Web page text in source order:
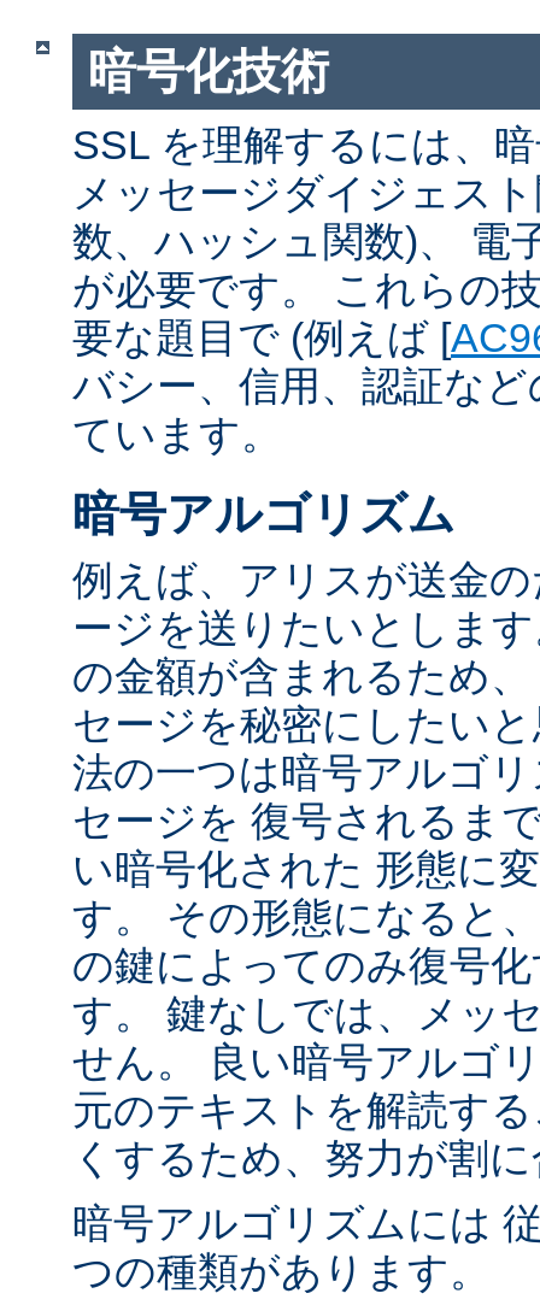
暗号化技術
SSL を理解するには、
メッセージダイジェス
数、ハッシュ関数)、 電
が必要です。 これらの
要な題目で (例えば [
バシー、信用、認証な
ています。
暗号アルゴリズム
例えば、アリスが送金
ージを送りたいとしま
の金額が含まれるため
セージを秘密にしたい
法の一つは暗号アルゴ
セージを 復号されるま
い暗号化された 形態に
す。 その形態になると
の鍵によってのみ復号
す。 鍵なしでは、メッ
せん。 良い暗号アルゴ
元のテキストを解読す
くするため、努力が割
暗号アルゴリズムには
つの種類があります。